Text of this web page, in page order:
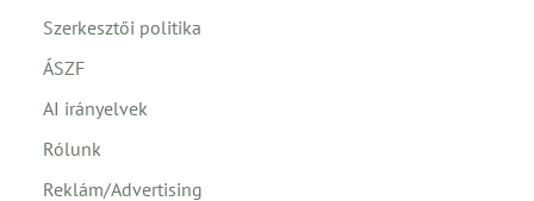
Szerkesztői politika
ÁSZF
AI irányelvek
Rólunk
Reklám/Advertising